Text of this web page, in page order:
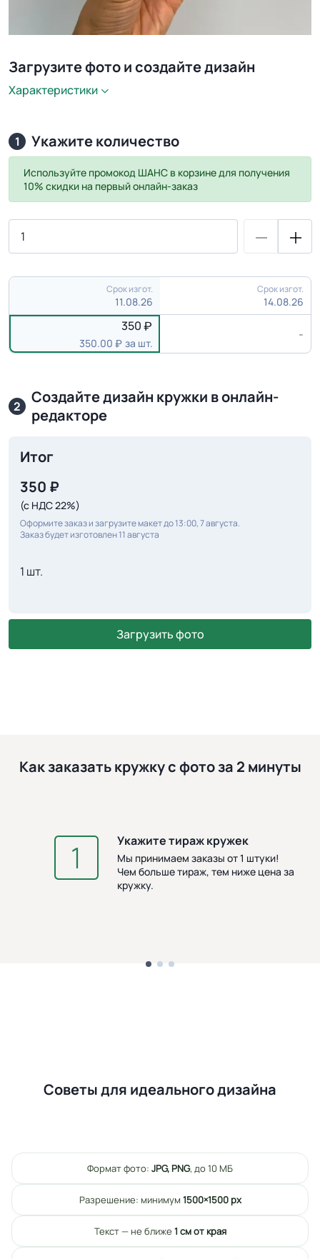
Загрузите фото и создайте дизайн
Характеристики
1 Укажите количество
Используйте промокод ШАНС в корзине для получения
10% скидки на первый онлайн-заказ
Срок изгот.
11.08.26
Срок изгот.
14.08.26
350
350.00 за шт.
-
2
Создайте дизайн кружки в онлайн-
редакторе
Итог
350 ₽
(с НДС 22%)
Оформите заказ и загрузите макет до 13:00, 7 августа.
Заказ будет изготовлен 11 августа
1 шт.
Загрузить фото
Как заказать кружку с фото за 2 минуты
Укажите тираж кружек
Мы принимаем заказы от 1 штуки!
Чем больше тираж, тем ниже цена за
кружку.
Советы для идеального дизайна
Формат фото: JPG, PNG, до 10 МБ
Разрешение: минимум 1500×1500 px
Текст — не ближе 1 см от края